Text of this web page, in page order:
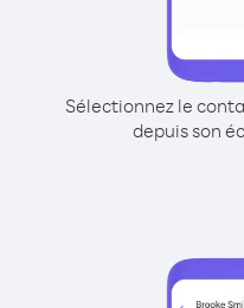
Sélectionnez le
depuis son